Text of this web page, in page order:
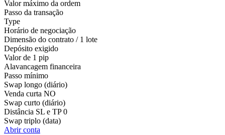
Valor máximo da ordem
Passo da transação
Type
Horário de negociação
Dimensão do contrato / 1 lote
Depósito exigido
Valor de 1 pip
Alavancagem financeira
Passo mínimo
Swap longo (diário)
Venda curta NO
Swap curto (diário)
Distância SL e TP 0
Swap triplo (data)
Abrir conta